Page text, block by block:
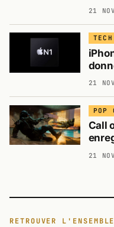
21 NOV
TECH
21 NOV
POP
Call
21 NOV
RETROUVER